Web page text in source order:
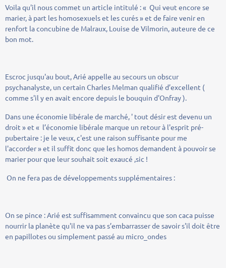
Voila qu'il nous commet un article intitulé : « Qui veut encore se
marier, à part les homosexuels et les curés » et de faire venir en
renfort la concubine de Malraux, Louise de Vilmorin, auteure de ce
bon mot.
Escroc jusqu'au bout, Arié appelle au secours un obscur
psychanalyste, un certain Charles Melman qualifié d’excellent (
comme s'il y en avait encore depuis le bouquin d'Onfray ).
Dans une économie libérale de marché, ' tout désir est devenu un
droit » et « l’économie libérale marque un retour à l'esprit pré-
pubertaire : je le veux, c'est une raison suffisante pour me
l'accorder » et il suffit donc que les homos demandent à pouvoir se
marier pour que leur souhait soit exaucé ,sic !
On ne fera pas de développements supplémentaires :
On se pince : Arié est suffisamment convaincu que son caca puisse
nourrir la planète qu'il ne va pas s’embarrasser de savoir s'il doit être
en papillotes ou simplement passé au micro_ondes